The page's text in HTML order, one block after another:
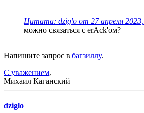
Цитата: dziglo от 27 апреля
можно связаться с erAck'ом?
Напишите запрос в багзиллу.
С уважением,
Михаил Каганский
dziglo